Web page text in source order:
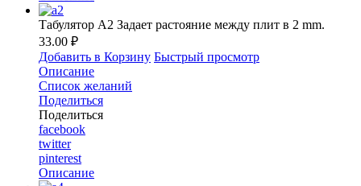
Табулятор A2 Задает растояние между плит в 2 mm.
33.00 ₽
Добавить в Корзину Быстрый просмотр
Описание
Список желаний
Поделиться
Поделиться
facebook
twitter
pinterest
Описание